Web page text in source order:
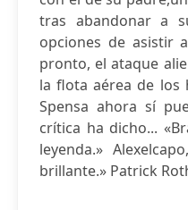
tras abandonar a
opciones de asistir
pronto, el ataque
la flota aérea de los
Spensa ahora sí
crítica ha dicho...
leyenda.»
brillante.» Patrick